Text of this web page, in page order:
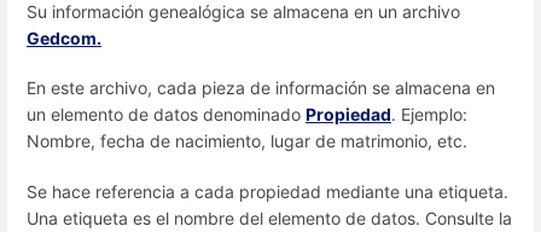
Su información genealógica se almacena en un archivo
Gedcom.
En este archivo, cada pieza de información se almacena en
un elemento de datos denominado Propiedad. Ejemplo:
Nombre, fecha de nacimiento, lugar de matrimonio, etc.
Se hace referencia a cada propiedad mediante una etiqueta.
Una etiqueta es el nombre del elemento de datos. Consulte la